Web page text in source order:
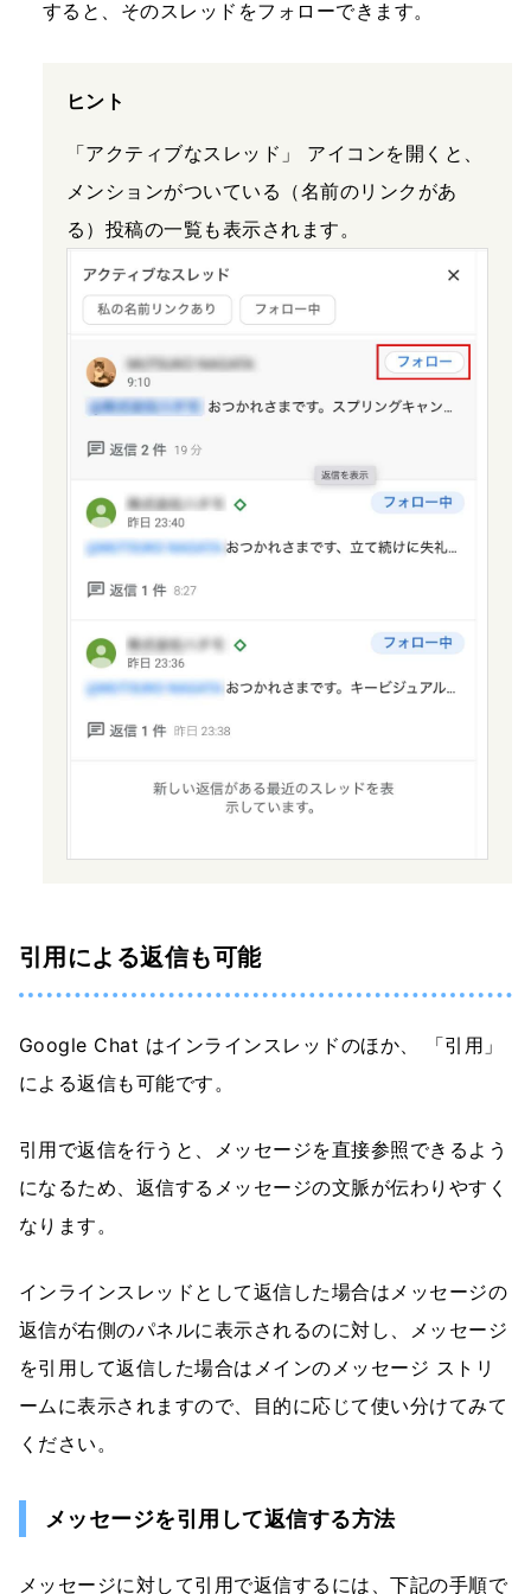
すると、そのスレッドをフォローできます。
ヒント
「アクティブなスレッド」 アイコンを開くと、
メンションがついている（名前のリンクがあ
る）投稿の一覧も表示されます。
引用による返信も可能
Google Chat はインラインスレッドのほか、 「引用」
による返信も可能です。
引用で返信を行うと、メッセージを直接参照できるよう
になるため、返信するメッセージの文脈が伝わりやすく
なります。
インラインスレッドとして返信した場合はメッセージの
返信が右側のパネルに表示されるのに対し、メッセージ
を引用して返信した場合はメインのメッセージ ストリ
ームに表示されますので、目的に応じて使い分けてみて
ください。
メッセージを引用して返信する方法
メッセージに対して引用で返信するには、下記の手順で